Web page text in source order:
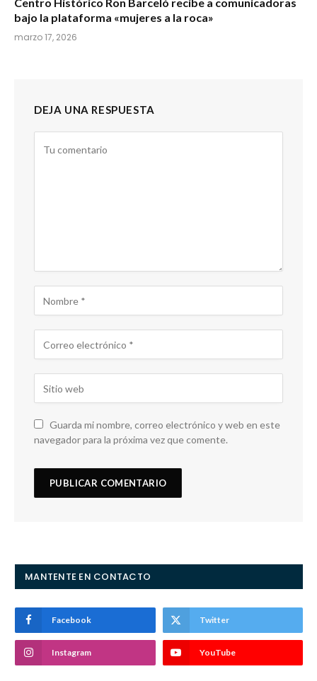
Centro Histórico Ron Barceló recibe a comunicadoras
bajo la plataforma «mujeres a la roca»
marzo 17, 2026
DEJA UNA RESPUESTA
Guarda mi nombre, correo electrónico y web en este
navegador para la próxima vez que comente.
MANTENTE EN CONTACTO
Facebook Twitter
Instagram YouTube